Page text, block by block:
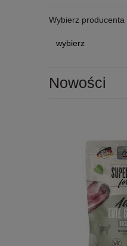
Wybierz producenta
Nowości